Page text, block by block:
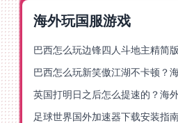
海外玩国服游戏
英国打明日之后怎么提速的？海